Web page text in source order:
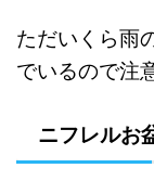
ただいくら雨
でいるので注
ニフレルお